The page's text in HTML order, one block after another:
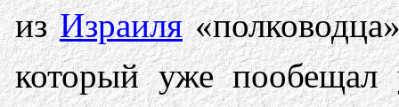
изИзраиля
который уже пообещал